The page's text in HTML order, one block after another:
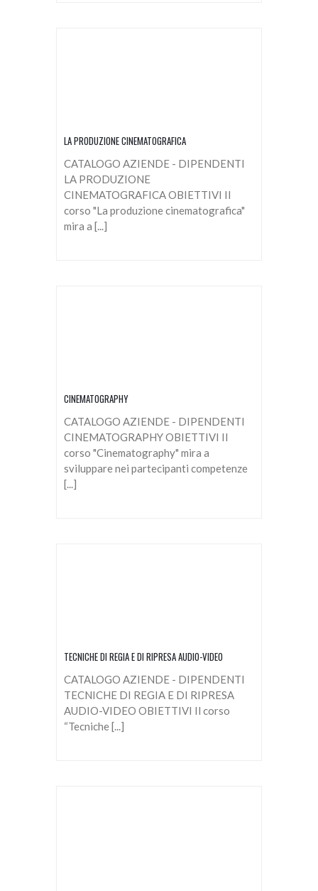
LA PRODUZIONE CINEMATOGRAFICA
CATALOGO AZIENDE - DIPENDENTI
LA PRODUZIONE
CINEMATOGRAFICA OBIETTIVI Il
corso "La produzione cinematografica"
mira a [...]
CINEMATOGRAPHY
CATALOGO AZIENDE - DIPENDENTI
CINEMATOGRAPHY OBIETTIVI Il
corso "Cinematography" mira a
sviluppare nei partecipanti competenze
[...]
TECNICHE DI REGIA E DI RIPRESA AUDIO-VIDEO
CATALOGO AZIENDE - DIPENDENTI
TECNICHE DI REGIA E DI RIPRESA
AUDIO-VIDEO OBIETTIVI Il corso
“Tecniche [...]